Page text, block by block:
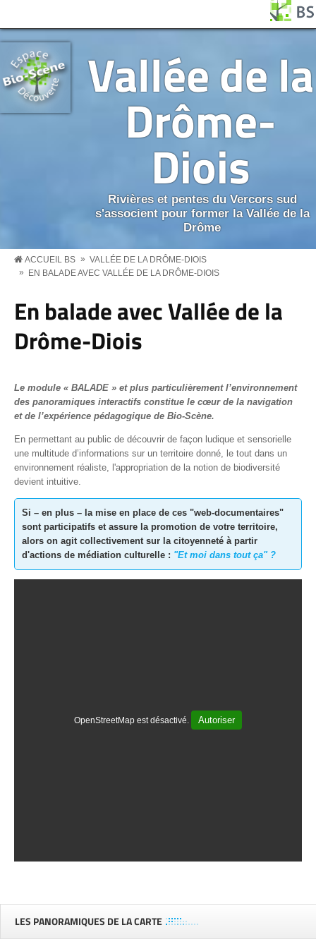
Vallée de la
Drôme-
Diois
Rivières et pentes du Vercors sud
s'associent pour former la Vallée de la
Drôme
BS MENU
ACCUEIL BS » VALLÉE DE LA DRÔME-DIOIS
»
EN BALADE AVEC VALLÉE DE LA DRÔME-DIOIS
En balade avec Vallée de la
Drôme-Diois
Le module « BALADE » et plus particulièrement l’environnement
des panoramiques interactifs constitue le cœur de la navigation
et de l’expérience pédagogique de Bio-Scène.
En permettant au public de découvrir de façon ludique et sensorielle
une multitude d’informations sur un territoire donné, le tout dans un
environnement réaliste, l'appropriation de la notion de biodiversité
devient intuitive.
Si – en plus – la mise en place de ces "web-documentaires"
sont participatifs et assure la promotion de votre territoire,
alors on agit collectivement sur la citoyenneté à partir
d'actions de médiation culturelle : "Et moi dans tout ça" ?
OpenStreetMap est désactivé. Autoriser
LES PANORAMIQUES DE LA CARTE